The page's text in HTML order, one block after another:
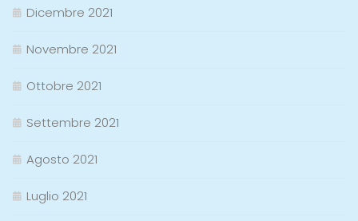
Dicembre 2021
Novembre 2021
Ottobre 2021
Settembre 2021
Agosto 2021
Luglio 2021